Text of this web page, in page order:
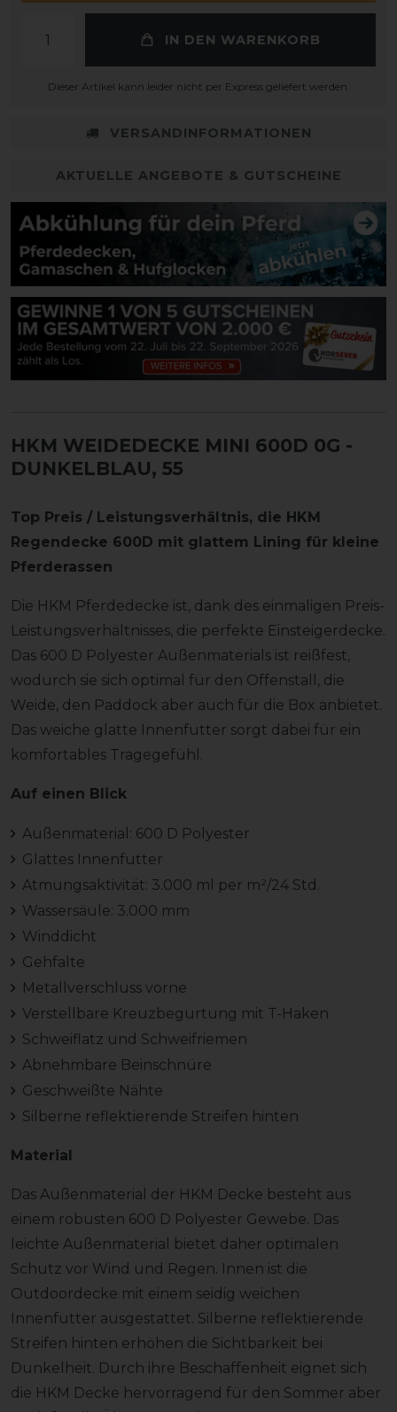
IN DEN WARENKORB
Dieser Artikel kann leider nicht per Express geliefert werden.
VERSANDINFORMATIONEN
AKTUELLE ANGEBOTE & GUTSCHEINE
HKM WEIDEDECKE MINI 600D 0G -
DUNKELBLAU, 55
Top Preis / Leistungsverhältnis, die HKM
Regendecke 600D mit glattem Lining für kleine
Pferderassen
Die HKM Pferdedecke ist, dank des einmaligen Preis-
Leistungsverhältnisses, die perfekte Einsteigerdecke.
Das 600 D Polyester Außenmaterials ist reißfest,
wodurch sie sich optimal für den Offenstall, die
Weide, den Paddock aber auch für die Box anbietet.
Das weiche glatte Innenfutter sorgt dabei für ein
komfortables Tragegefühl.
Auf einen Blick
Außenmaterial: 600 D Polyester
Glattes Innenfutter
Atmungsaktivität: 3.000 ml per m²/24 Std.
Wassersäule: 3.000 mm
Winddicht
Gehfalte
Metallverschluss vorne
Verstellbare Kreuzbegurtung mit T-Haken
Schweiflatz und Schweifriemen
Abnehmbare Beinschnüre
Geschweißte Nähte
Silberne reflektierende Streifen hinten
Material
Das Außenmaterial der HKM Decke besteht aus
einem robusten 600 D Polyester Gewebe. Das
leichte Außenmaterial bietet daher optimalen
Schutz vor Wind und Regen. Innen ist die
Outdoordecke mit einem seidig weichen
Innenfutter ausgestattet. Silberne reflektierende
Streifen hinten erhöhen die Sichtbarkeit bei
Dunkelheit. Durch ihre Beschaffenheit eignet sich
die HKM Decke hervorragend für den Sommer aber